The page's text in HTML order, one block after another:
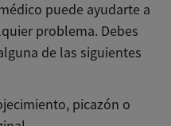
puede ayudarte a
problema. Debes
de las siguientes
picazón o